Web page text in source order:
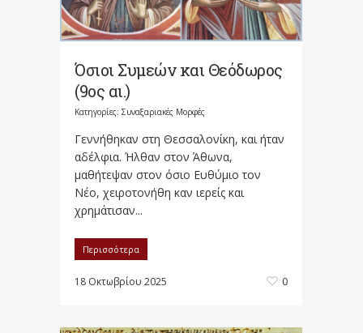
Όσιοι Συμεών και Θεόδωρος
(9ος αι.)
Κατηγορίες: Συναξαριακές Μορφές
Γεννήθηκαν στη Θεσσαλονίκη, και ήταν
αδέλφια. Ήλθαν στον Άθωνα,
μαθήτεψαν στον όσιο Ευθύμιο τον
Νέο, χειροτονήθη καν ιερείς και
χρημάτισαν...
Περισσότερα
18 Οκτωβρίου 2025 0